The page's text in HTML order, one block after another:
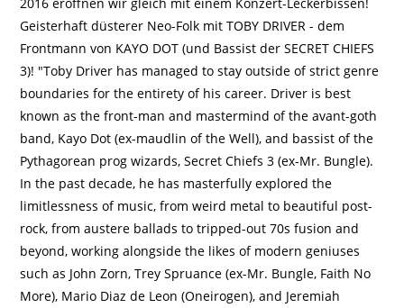
Geisterhaft düsterer Neo-Folk mit TOBY DRIVER - dem
Frontmann von KAYO DOT (und Bassist der SECRET CHIEFS
3)! "Toby Driver has managed to stay outside of strict genre
boundaries for the entirety of his career. Driver is best
known as the front-man and mastermind of the avant-goth
band, Kayo Dot (ex-maudlin of the Well), and bassist of the
Pythagorean prog wizards, Secret Chiefs 3 (ex-Mr. Bungle).
In the past decade, he has masterfully explored the
limitlessness of music, from weird metal to beautiful post-
rock, from austere ballads to tripped-out 70s fusion and
beyond, working alongside the likes of modern geniuses
such as John Zorn, Trey Spruance (ex-Mr. Bungle, Faith No
More), Mario Diaz de Leon (Oneirogen), and Jeremiah